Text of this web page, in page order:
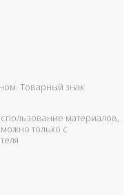
Товарный знак
материалов,
только с